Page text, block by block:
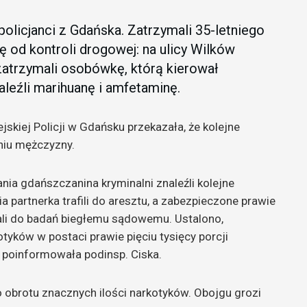
z Gdańska. Zatrzymali 35-letniego
od kontroli drogowej: na ulicy Wilków
osobówkę, którą kierował
marihuanę i amfetaminę.
Policji w Gdańsku przekazała, że kolejne
mężczyzny.
gdańszczanina kryminalni znaleźli kolejne
partnerka trafili do aresztu, a zabezpieczone prawie
badań biegłemu sądowemu. Ustalono,
w postaci prawie pięciu tysięcy porcji
podinsp. Ciska.
znacznych ilości narkotyków. Obojgu grozi